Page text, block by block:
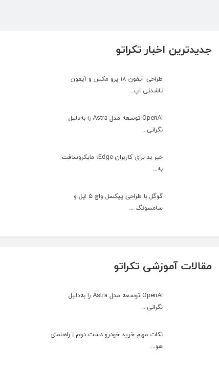
جدیدترین اخبار تکراتو
طراحی آیفون ۱۸ پرو مکس و آیفون
تاشدنی اپ...
OpenAI توسعه مدل Astra را به‌دلیل
نگرانی...
خبر بد برای کاربران Edge؛ مایکروسافت
به‌...
گوگل با طراحی پیکسل واچ ۵ اپل و
سامسونگ ...
مقالات آموزشی تکراتو
OpenAI توسعه مدل Astra را به‌دلیل
نگرانی...
نکات مهم خرید خودرو دست دوم | راهنمای
هو...